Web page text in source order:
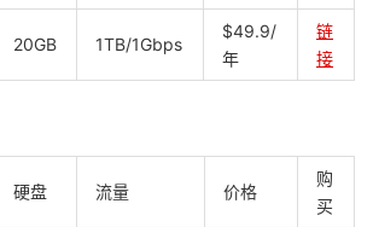
20GB 1TB/1Gbps
$49.9/
年
链
接
硬盘 流量 价格
购
买